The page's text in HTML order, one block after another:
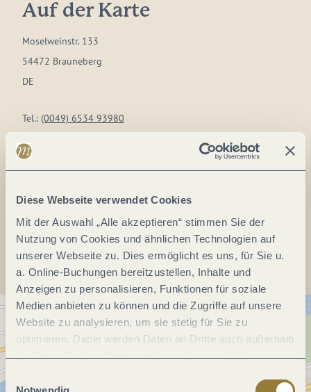
Diese Webseite verwendet Cookies
Mit der Auswahl „Alle akzeptieren“ stimmen Sie der
Nutzung von Cookies und ähnlichen Technologien auf
unserer Webseite zu. Dies ermöglicht es uns, für Sie u.
a. Online-Buchungen bereitzustellen, Inhalte und
Anzeigen zu personalisieren, Funktionen für soziale
Medien anbieten zu können und die Zugriffe auf unsere
Website zu analysieren, um sie stetig für Sie zu
optimieren. Dabei werden Daten an Dritte auch außerhalb
der Europäischen Union weitergegeben und dort
jederzeit widerrufen werden. Mit der Auswahl "Alle
Auf der Karte
Moselweinstr. 133
54472 Brauneberg
DE
Tel.: (0049) 6534 93980
E-Mail:
Anreise planen